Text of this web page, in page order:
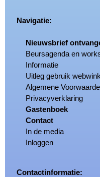
Navigatie:
Nieuwsbrief
Beursagenda en
Informatie
Uitleg gebruik
Algemene
Privacyverklaring
Gastenboek
Contact
In de media
Inloggen
Contactinformatie: